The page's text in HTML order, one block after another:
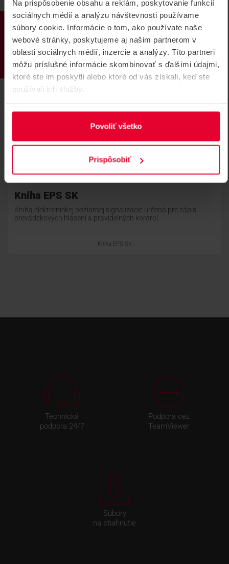
Na prispôsobenie obsahu a reklám, poskytovanie funkcií
sociálnych médií a analýzu návštevnosti používame
súbory cookie. Informácie o tom, ako používate naše
webové stránky, poskytujeme aj našim partnerom v
oblasti sociálnych médií, inzercie a analýzy. Títo partneri
môžu príslušné informácie skombinovať s ďalšími údajmi,
ktoré ste im poskytli alebo ktoré od vás získali, keď ste
používali ich služby.
Povoliť všetko
Prispôsobiť
PRODUKTY
Kniha EPS SK
Kniha elektronickej požiarnej signalizácie určená pre zápis
prevádzkových hlásení a pravidelných kontrol.
Kniha EPS SK
Technická
podpora 24/7
Podpora cez
TeamViewer
Súbory
na stiahnutie